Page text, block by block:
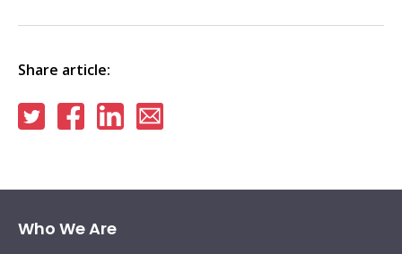
Share article:
Share
on
Share
on
Share
on
via
Who We Are